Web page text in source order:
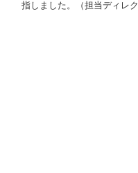
指しました。（担当ディレ